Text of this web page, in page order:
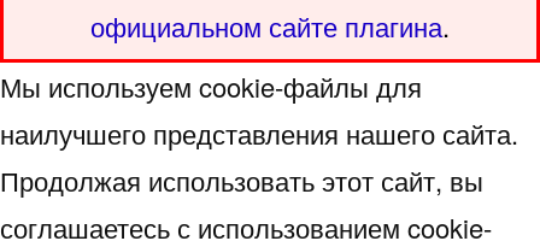
официальном сайте плагина.
Мы используем cookie-файлы для
наилучшего представления нашего сайта.
Продолжая использовать этот сайт, вы
соглашаетесь с использованием cookie-